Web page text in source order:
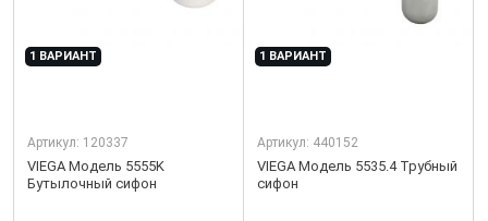
1 ВАРИАНТ
Артикул: 120337
VIEGA Модель 5555K
Бутылочный сифон
1 ВАРИАНТ
Артикул: 440152
VIEGA Модель 5535.4 Трубный
сифон